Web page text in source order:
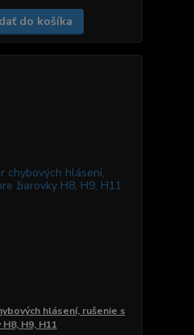
do košíka
hlásení, rušenie s
H9, H11